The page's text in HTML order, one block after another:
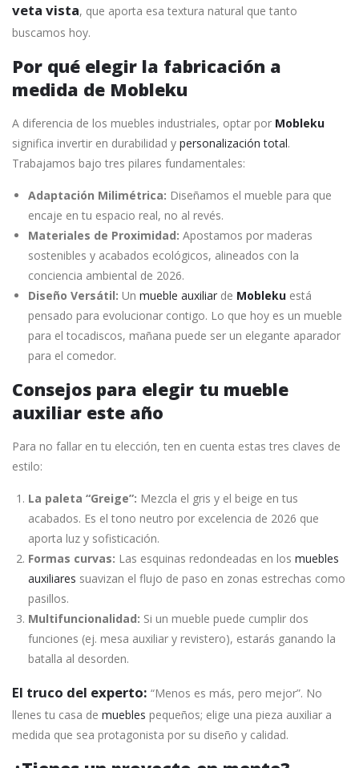
veta vista, que aporta esa textura natural que tanto
buscamos hoy.
Por qué elegir la fabricación a
medida de Mobleku
A diferencia de los muebles industriales, optar por Mobleku
significa invertir en durabilidad y personalización total.
Trabajamos bajo tres pilares fundamentales:
Adaptación Milimétrica: Diseñamos el mueble para que
encaje en tu espacio real, no al revés.
Materiales de Proximidad: Apostamos por maderas
sostenibles y acabados ecológicos, alineados con la
conciencia ambiental de 2026.
Diseño Versátil: Un mueble auxiliar de Mobleku está
pensado para evolucionar contigo. Lo que hoy es un mueble
para el tocadiscos, mañana puede ser un elegante aparador
para el comedor.
Consejos para elegir tu mueble
auxiliar este año
Para no fallar en tu elección, ten en cuenta estas tres claves de
estilo:
La paleta “Greige”: Mezcla el gris y el beige en tus
acabados. Es el tono neutro por excelencia de 2026 que
aporta luz y sofisticación.
Formas curvas: Las esquinas redondeadas en los muebles
auxiliares suavizan el flujo de paso en zonas estrechas como
pasillos.
Multifuncionalidad: Si un mueble puede cumplir dos
funciones (ej. mesa auxiliar y revistero), estarás ganando la
batalla al desorden.
El truco del experto: “Menos es más, pero mejor”. No
llenes tu casa de muebles pequeños; elige una pieza auxiliar a
medida que sea protagonista por su diseño y calidad.